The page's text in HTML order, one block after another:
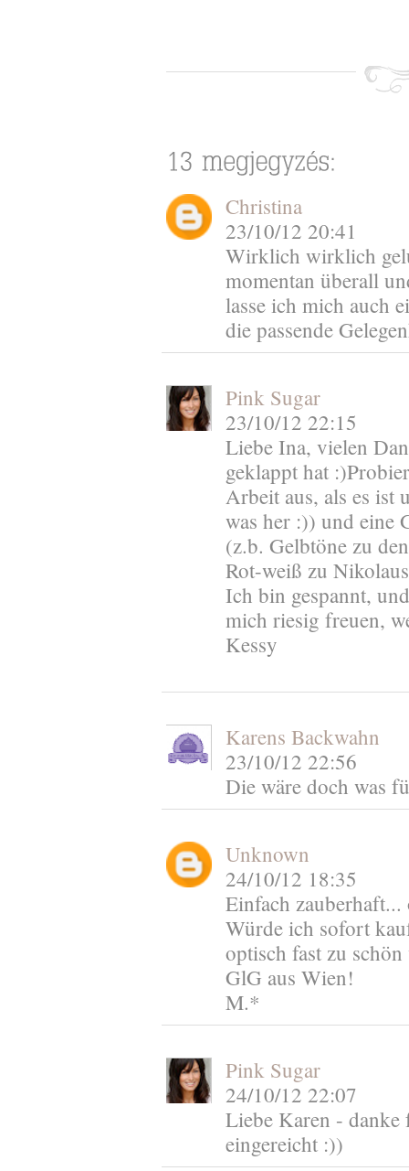
Christina
23/10/12 20:41
Wirklich wirklich
momentan überall
lasse ich mich auch
die passende
Pink Sugar
23/10/12 22:15
Liebe Ina, vielen
geklappt hat
Arbeit aus, als es ist
was her :)) und eine
(z.b. Gelbtöne zu
Rot-weiß zu
Ich bin gespannt,
mich riesig freuen,
Kessy
Karens Backwahn
23/10/12 22:56
Die wäre doch was
Unknown
24/10/12 18:35
Einfach
Würde ich sofort
optisch fast zu
GlG aus Wien!
M.*
Pink Sugar
24/10/12 22:07
Liebe Karen - danke
eingereicht :))